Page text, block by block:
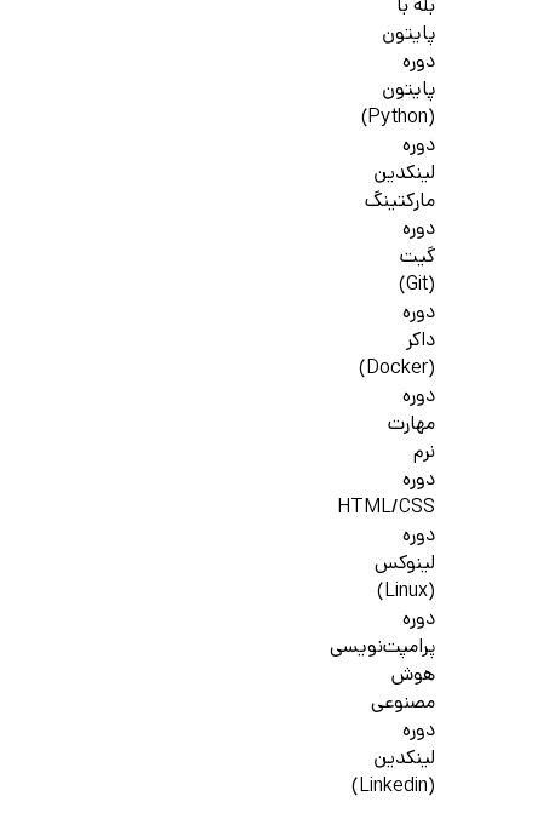
بله با
پایتون
دوره
پایتون
(Python)
دوره
لینکدین
مارکتینگ
دوره
گیت
(Git)
دوره
داکر
(Docker)
دوره
مهارت
نرم
دوره
HTML/CSS
دوره
لینوکس
(Linux)
دوره
پرامپت‌نویسی
هوش
مصنوعی
دوره
لینکدین
(Linkedin)